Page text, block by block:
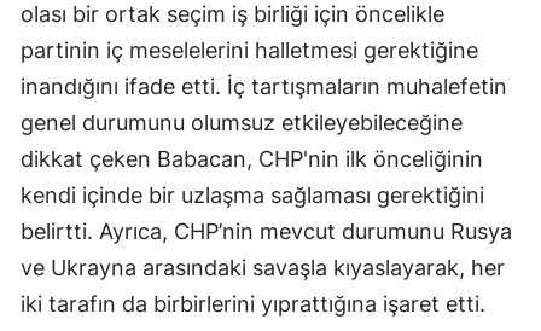
olası bir ortak seçim iş birliği için öncelikle
partinin iç meselelerini halletmesi gerektiğine
inandığını ifade etti. İç tartışmaların muhalefetin
genel durumunu olumsuz etkileyebileceğine
dikkat çeken Babacan, CHP'nin ilk önceliğinin
kendi içinde bir uzlaşma sağlaması gerektiğini
belirtti. Ayrıca, CHP’nin mevcut durumunu Rusya
ve Ukrayna arasındaki savaşla kıyaslayarak, her
iki tarafın da birbirlerini yıprattığına işaret etti.